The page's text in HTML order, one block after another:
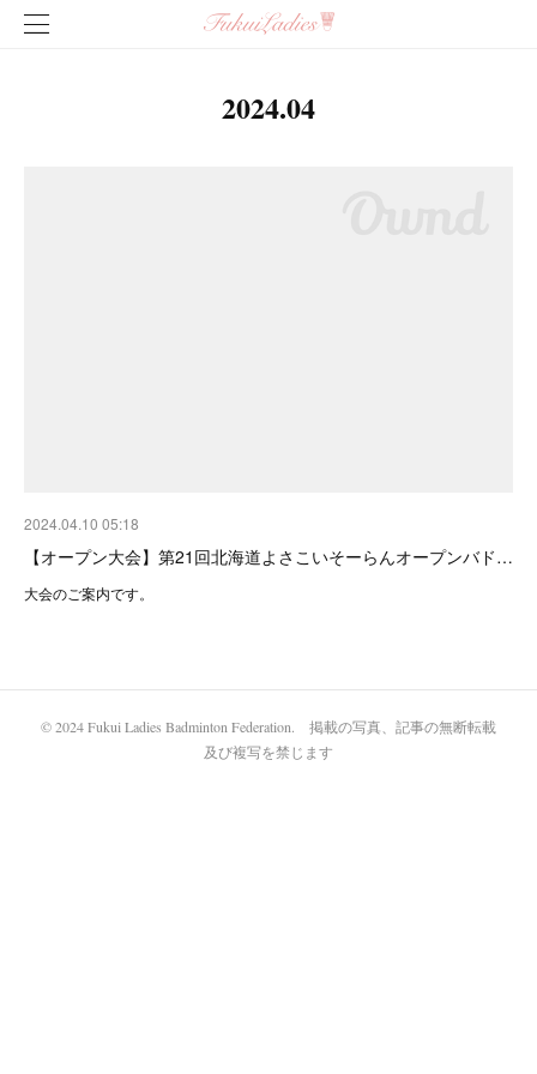
2024.04
2024.04.10 05:18
【オープン大会】第21回北海道よさこいそーらんオープンバド…
大会のご案内です。
© 2024 Fukui Ladies Badminton Federation. 掲載の写真、記事の無断転載
及び複写を禁じます